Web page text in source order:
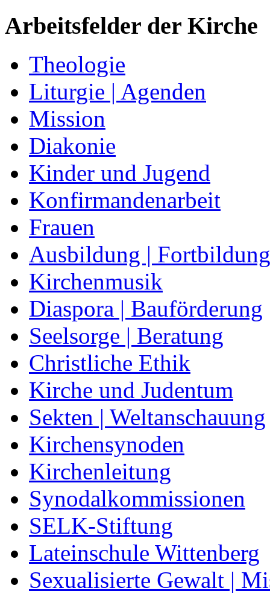
Arbeitsfelder der Kirche
Theologie
Liturgie | Agenden
Mission
Diakonie
Kinder und Jugend
Konfirmandenarbeit
Frauen
Ausbildung | Fortbildung
Kirchenmusik
Diaspora | Bauförderung
Seelsorge | Beratung
Christliche Ethik
Kirche und Judentum
Sekten | Weltanschauung
Kirchensynoden
Kirchenleitung
Synodalkommissionen
SELK-Stiftung
Lateinschule Wittenberg
Sexualisierte Gewalt |